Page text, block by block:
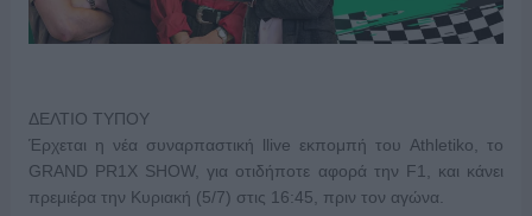
ΔΕΛΤΙΟ ΤΥΠΟΥ
Έρχεται η νέα συναρπαστική llive εκπομπή του Athletiko, το
GRAND PR1X SHOW, για οτιδήποτε αφορά την F1, και κάνει
πρεμιέρα την Κυριακή (5/7) στις 16:45, πριν τον αγώνα.